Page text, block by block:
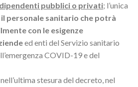
pubblici o privati; l’unica
il personale sanitario che potrà
con le esigenze
ed enti del Servizio sanitario
COVID-19 e del
stesura del decreto, nel